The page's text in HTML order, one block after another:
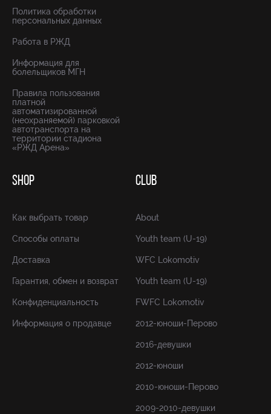
Политика обработки
персональных данных
Работа в РЖД
Информация для
болельщиков МГН
Правила пользования
платной
автоматизированной
(неохраняемой) парковкой
автотранспорта на
территории стадиона
«РЖД Арена»
SHOP
Как выбрать товар
Способы оплаты
Доставка
Гарантия, обмен и возврат
Конфиденциальность
Информация о продавце
CLUB
About
Youth team (U-19)
WFC Lokomotiv
Youth team (U-19)
FWFC Lokomotiv
2012-юноши-Перово
2016-девушки
2012-юноши
2010-юноши-Перово
2009-2010-девушки